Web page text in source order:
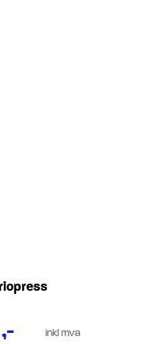
,- inkl mva